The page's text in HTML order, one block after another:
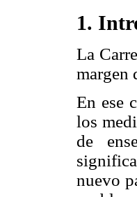
1.
La
margen
En ese
los
de
nuevo